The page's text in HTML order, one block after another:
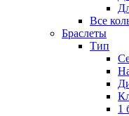
Все
Браслеты
Тип
1